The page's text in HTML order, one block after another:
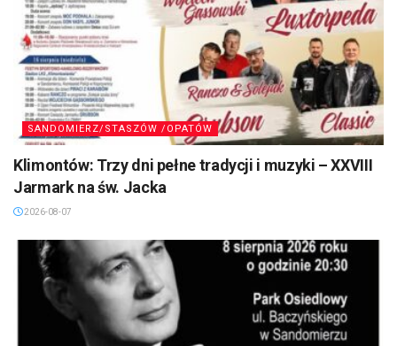
SANDOMIERZ/STASZÓW /OPATÓW
Klimontów: Trzy dni pełne tradycji i muzyki – XXVIII
Jarmark na św. Jacka
2026-08-07